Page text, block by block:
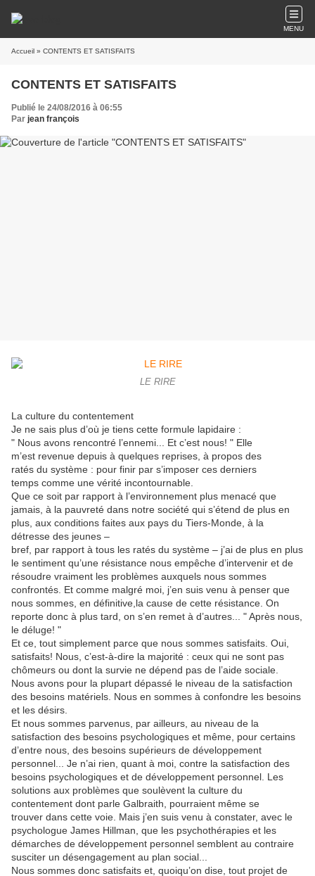
MENU
Accueil » CONTENTS ET SATISFAITS
CONTENTS ET SATISFAITS
Publié le 24/08/2016 à 06:55
Par jean françois
LE RIRE
La culture du contentement
Je ne sais plus d’où je tiens cette formule lapidaire :
" Nous avons rencontré l’ennemi... Et c’est nous! " Elle
m’est revenue depuis à quelques reprises, à propos des
ratés du système : pour finir par s’imposer ces derniers
temps comme une vérité incontournable.
Que ce soit par rapport à l’environnement plus menacé que
jamais, à la pauvreté dans notre société qui s’étend de plus en
plus, aux conditions faites aux pays du Tiers-Monde, à la
détresse des jeunes –
bref, par rapport à tous les ratés du système – j’ai de plus en plus
le sentiment qu’une résistance nous empêche d’intervenir et de
résoudre vraiment les problèmes auxquels nous sommes
confrontés. Et comme malgré moi, j’en suis venu à penser que
nous sommes, en définitive,la cause de cette résistance. On
reporte donc à plus tard, on s’en remet à d’autres... " Après nous,
le déluge! "
Et ce, tout simplement parce que nous sommes satisfaits. Oui,
satisfaits! Nous, c’est-à-dire la majorité : ceux qui ne sont pas
chômeurs ou dont la survie ne dépend pas de l’aide sociale.
Nous avons pour la plupart dépassé le niveau de la satisfaction
des besoins matériels. Nous en sommes à confondre les besoins
et les désirs.
Et nous sommes parvenus, par ailleurs, au niveau de la
satisfaction des besoins psychologiques et même, pour certains
d’entre nous, des besoins supérieurs de développement
personnel... Je n’ai rien, quant à moi, contre la satisfaction des
besoins psychologiques et de développement personnel. Les
solutions aux problèmes que soulèvent la culture du
contentement dont parle Galbraith, pourraient même se
trouver dans cette voie. Mais j’en suis venu à constater, avec le
psychologue James Hillman, que les psychothérapies et les
démarches de développement personnel semblent au contraire
susciter un désengagement au plan social...
Nous sommes donc satisfaits et, quoiqu’on dise, tout projet de